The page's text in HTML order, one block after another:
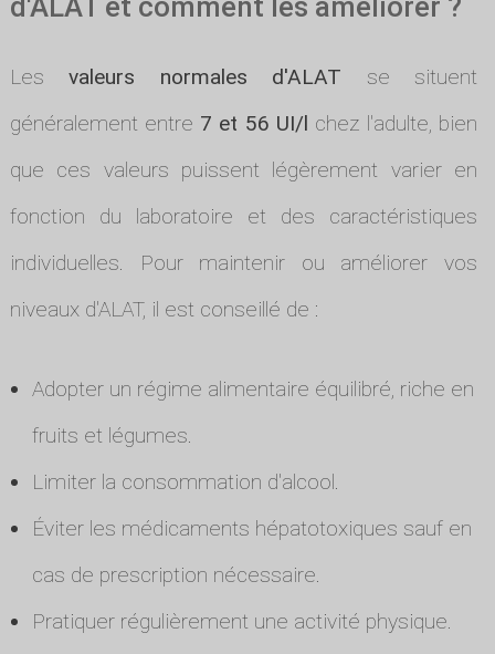
d'ALAT et comment les améliorer ?
Lesvaleurs normales d'ALAT se situent
généralement entre 7 et 56 UI/l chez l'adulte, bien
que ces valeurs puissent légèrement varier en
fonction du laboratoire et des caractéristiques
individuelles. Pour maintenir ou améliorer vos
niveaux d'ALAT, il est conseillé de :
Adopter un régime alimentaire équilibré, riche en
fruits et légumes.
Limiter la consommation d'alcool.
Éviter les médicaments hépatotoxiques sauf en
cas de prescription nécessaire.
Pratiquer régulièrement une activité physique.